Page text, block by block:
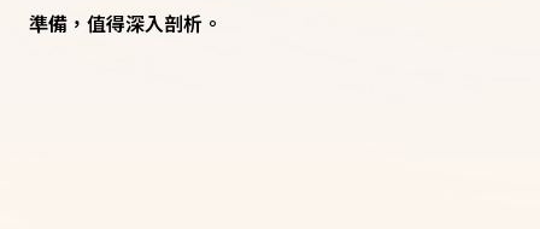
準備，值得深入剖析。